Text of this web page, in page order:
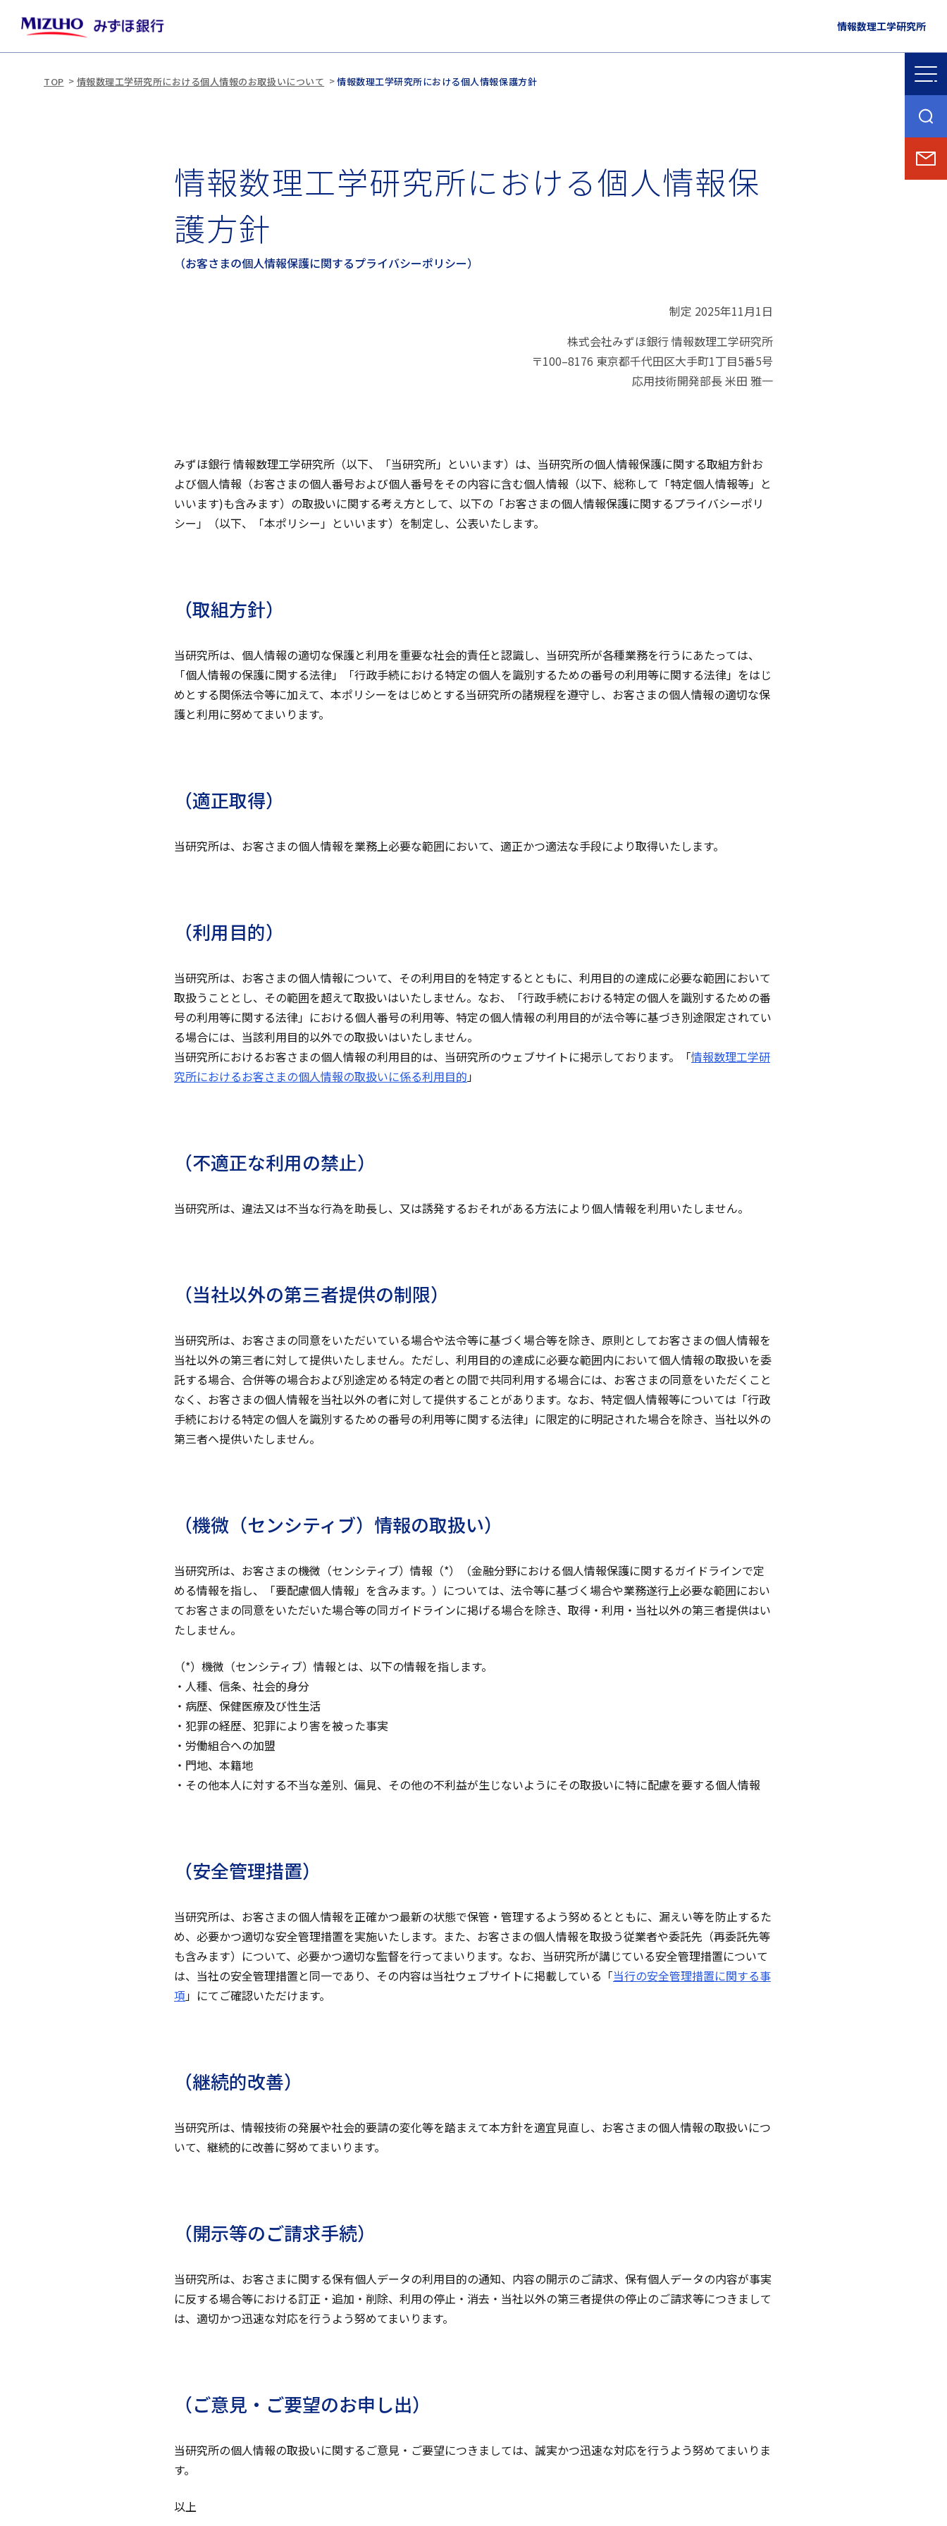
情報数理工学研究所
TOP 情報数理工学研究所における個人情報のお取扱いについて 情報数理工学研究所における個人情報保護方針
情報数理工学研究所における個人情報保
護方針
（お客さまの個人情報保護に関するプライバシーポリシー）
制定 2025年11月1日
株式会社みずほ銀行 情報数理工学研究所
〒100–8176 東京都千代田区大手町1丁目5番5号
応用技術開発部長 米田 雅一
みずほ銀行 情報数理工学研究所（以下、「当研究所」といいます）は、当研究所の個人情報保護に関する取組方針お
よび個人情報（お客さまの個人番号および個人番号をその内容に含む個人情報（以下、総称して「特定個人情報等」と
いいます)も含みます）の取扱いに関する考え方として、以下の「お客さまの個人情報保護に関するプライバシーポリ
シー」（以下、「本ポリシー」といいます）を制定し、公表いたします。
（取組方針）
当研究所は、個人情報の適切な保護と利用を重要な社会的責任と認識し、当研究所が各種業務を行うにあたっては、
「個人情報の保護に関する法律」「行政手続における特定の個人を識別するための番号の利用等に関する法律」をはじ
めとする関係法令等に加えて、本ポリシーをはじめとする当研究所の諸規程を遵守し、お客さまの個人情報の適切な保
護と利用に努めてまいります。
（適正取得）
当研究所は、お客さまの個人情報を業務上必要な範囲において、適正かつ適法な手段により取得いたします。
（利用目的）
当研究所は、お客さまの個人情報について、その利用目的を特定するとともに、利用目的の達成に必要な範囲において
取扱うこととし、その範囲を超えて取扱いはいたしません。なお、「行政手続における特定の個人を識別するための番
号の利用等に関する法律」における個人番号の利用等、特定の個人情報の利用目的が法令等に基づき別途限定されてい
る場合には、当該利用目的以外での取扱いはいたしません。
当研究所におけるお客さまの個人情報の利用目的は、当研究所のウェブサイトに掲示しております。「情報数理工学研
究所におけるお客さまの個人情報の取扱いに係る利用目的」
（不適正な利用の禁止）
当研究所は、違法又は不当な行為を助長し、又は誘発するおそれがある方法により個人情報を利用いたしません。
（当社以外の第三者提供の制限）
当研究所は、お客さまの同意をいただいている場合や法令等に基づく場合等を除き、原則としてお客さまの個人情報を
当社以外の第三者に対して提供いたしません。ただし、利用目的の達成に必要な範囲内において個人情報の取扱いを委
託する場合、合併等の場合および別途定める特定の者との間で共同利用する場合には、お客さまの同意をいただくこと
なく、お客さまの個人情報を当社以外の者に対して提供することがあります。なお、特定個人情報等については「行政
手続における特定の個人を識別するための番号の利用等に関する法律」に限定的に明記された場合を除き、当社以外の
第三者へ提供いたしません。
（機微（センシティブ）情報の取扱い）
当研究所は、お客さまの機微（センシティブ）情報（*）（金融分野における個人情報保護に関するガイドラインで定
める情報を指し、「要配慮個人情報」を含みます。）については、法令等に基づく場合や業務遂行上必要な範囲におい
てお客さまの同意をいただいた場合等の同ガイドラインに掲げる場合を除き、取得・利用・当社以外の第三者提供はい
たしません。
（*）機微（センシティブ）情報とは、以下の情報を指します。
・人種、信条、社会的身分
・病歴、保健医療及び性生活
・犯罪の経歴、犯罪により害を被った事実
・労働組合への加盟
・門地、本籍地
・その他本人に対する不当な差別、偏見、その他の不利益が生じないようにその取扱いに特に配慮を要する個人情報
（安全管理措置）
当研究所は、お客さまの個人情報を正確かつ最新の状態で保管・管理するよう努めるとともに、漏えい等を防止するた
め、必要かつ適切な安全管理措置を実施いたします。また、お客さまの個人情報を取扱う従業者や委託先（再委託先等
も含みます）について、必要かつ適切な監督を行ってまいります。なお、当研究所が講じている安全管理措置について
は、当社の安全管理措置と同一であり、その内容は当社ウェブサイトに掲載している「当行の安全管理措置に関する事
項」にてご確認いただけます。
（継続的改善）
当研究所は、情報技術の発展や社会的要請の変化等を踏まえて本方針を適宜見直し、お客さまの個人情報の取扱いにつ
いて、継続的に改善に努めてまいります。
（開示等のご請求手続）
当研究所は、お客さまに関する保有個人データの利用目的の通知、内容の開示のご請求、保有個人データの内容が事実
に反する場合等における訂正・追加・削除、利用の停止・消去・当社以外の第三者提供の停止のご請求等につきまして
は、適切かつ迅速な対応を行うよう努めてまいります。
（ご意見・ご要望のお申し出）
当研究所の個人情報の取扱いに関するご意見・ご要望につきましては、誠実かつ迅速な対応を行うよう努めてまいりま
す。
以上